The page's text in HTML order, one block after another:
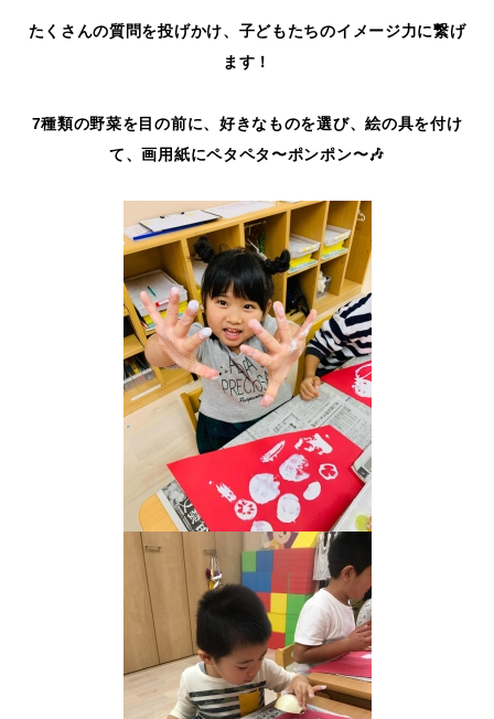
たくさんの質問を投げかけ、子どもたちのイメージ力に繋げ
ます！
7種類の野菜を目の前に、好きなものを選び、絵の具を付け
て、画用紙にペタペタ〜ポンポン〜🎶